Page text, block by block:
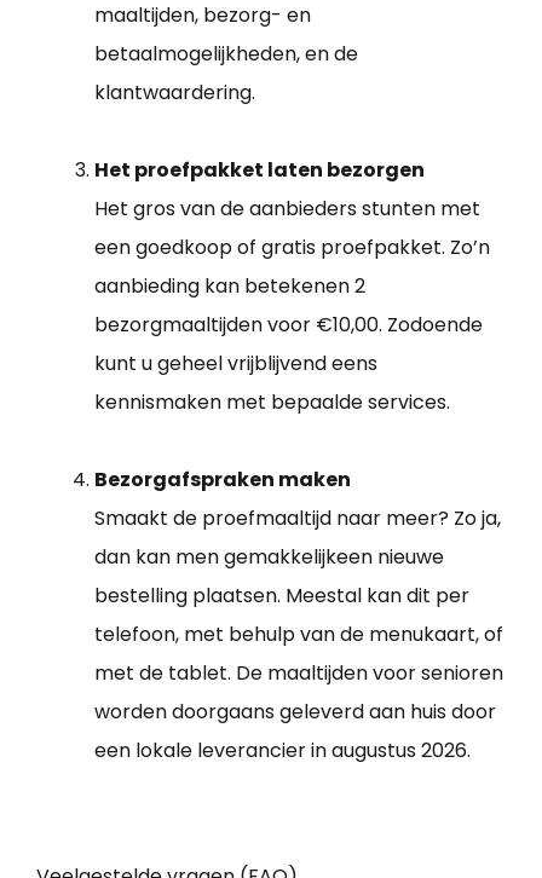
maaltijden, bezorg- en
betaalmogelijkheden, en de
klantwaardering.
Het proefpakket laten bezorgen
Het gros van de aanbieders stunten met
een goedkoop of gratis proefpakket. Zo’n
aanbieding kan betekenen 2
bezorgmaaltijden voor €10,00. Zodoende
kunt u geheel vrijblijvend eens
kennismaken met bepaalde services.
Bezorgafspraken maken
Smaakt de proefmaaltijd naar meer? Zo ja,
dan kan men gemakkelijkeen nieuwe
bestelling plaatsen. Meestal kan dit per
telefoon, met behulp van de menukaart, of
met de tablet. De maaltijden voor senioren
worden doorgaans geleverd aan huis door
een lokale leverancier in augustus 2026.